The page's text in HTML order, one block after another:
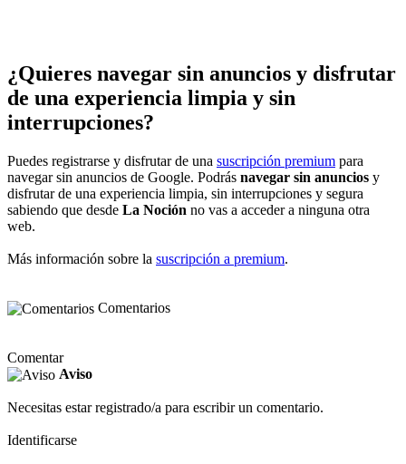
¿Quieres navegar sin anuncios y disfrutar
de una experiencia limpia y sin
interrupciones?
Puedes registrarse y disfrutar de una suscripción premium para
navegar sin anuncios de Google. Podrás navegar sin anuncios y
disfrutar de una experiencia limpia, sin interrupciones y segura
sabiendo que desde La Noción no vas a acceder a ninguna otra
web.
Más información sobre la suscripción a premium.
Comentarios
Comentar
Aviso
Necesitas estar registrado/a para escribir un comentario.
Identificarse